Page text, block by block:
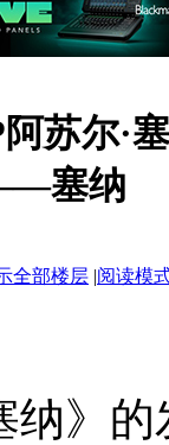
苏尔·
塞纳
全部楼层 |阅读模
纳》